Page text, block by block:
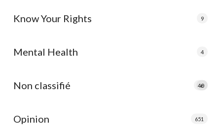
Know Your Rights 9
Mental Health 4
Non classifié e
40
Opinion 651